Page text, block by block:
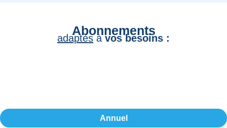
Abonnements
adaptésàvos besoins :
Annuel